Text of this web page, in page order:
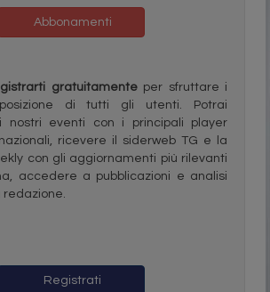
Abbonamenti
gratuitamenteper sfruttare i
di tutti gli utenti. Potrai
nostri eventi con i principali player
ricevere il siderweb TG e la
con gli aggiornamenti più rilevanti
accedere a pubblicazioni e analisi
redazione.
Registrati